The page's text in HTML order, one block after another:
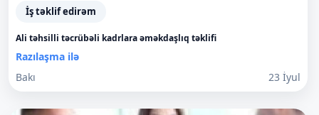
İş təklif edirəm
Ali təhsilli təcrübəli kadrlara əməkdaşlıq təklifi
Razılaşma ilə
Bakı
23 İyul